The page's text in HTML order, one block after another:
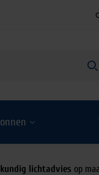
lichtadvies op